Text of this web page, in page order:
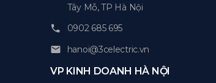
Tây Mỗ, TP Hà Nội
0902 685 695
hanoi@3celectric.vn
VP KINH DOANH HÀ NỘI